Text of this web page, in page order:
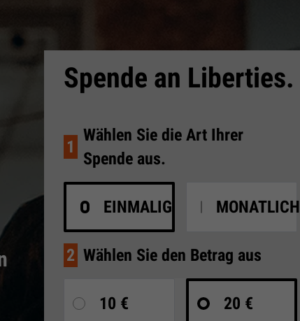
Spende an Liberties.
1
Wählen Sie die Art Ihrer
Spende aus.
EINMALIG MONATLICH
2 Wählen Sie den Betrag aus
10 € 20 €